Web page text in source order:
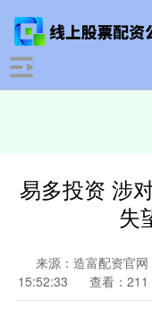
易多投资 涉
失
来源：造富配资官网
15:52:33
查看：211